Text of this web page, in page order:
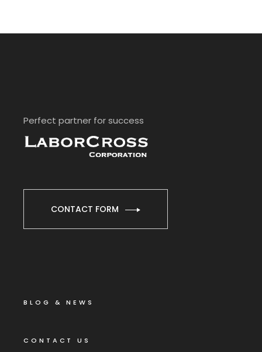
Perfect partner for success
CONTACT FORM
BLOG & NEWS
CONTACT US